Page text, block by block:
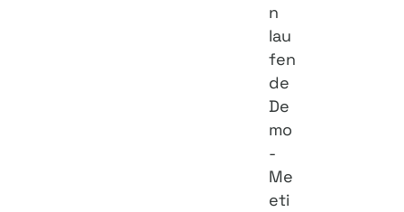
n
lau
fen
de
De
mo
-
Me
eti